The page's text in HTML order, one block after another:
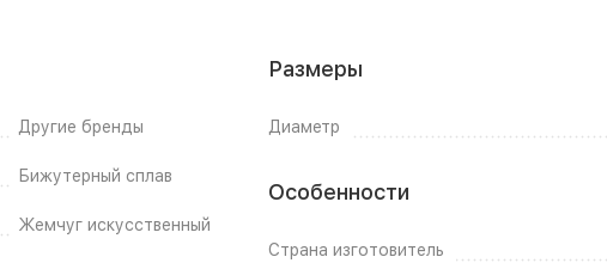
Другие бренды
Бижутерный сплав
Жемчуг искусственный
Размеры
Диаметр
Особенности
Страна изготовитель